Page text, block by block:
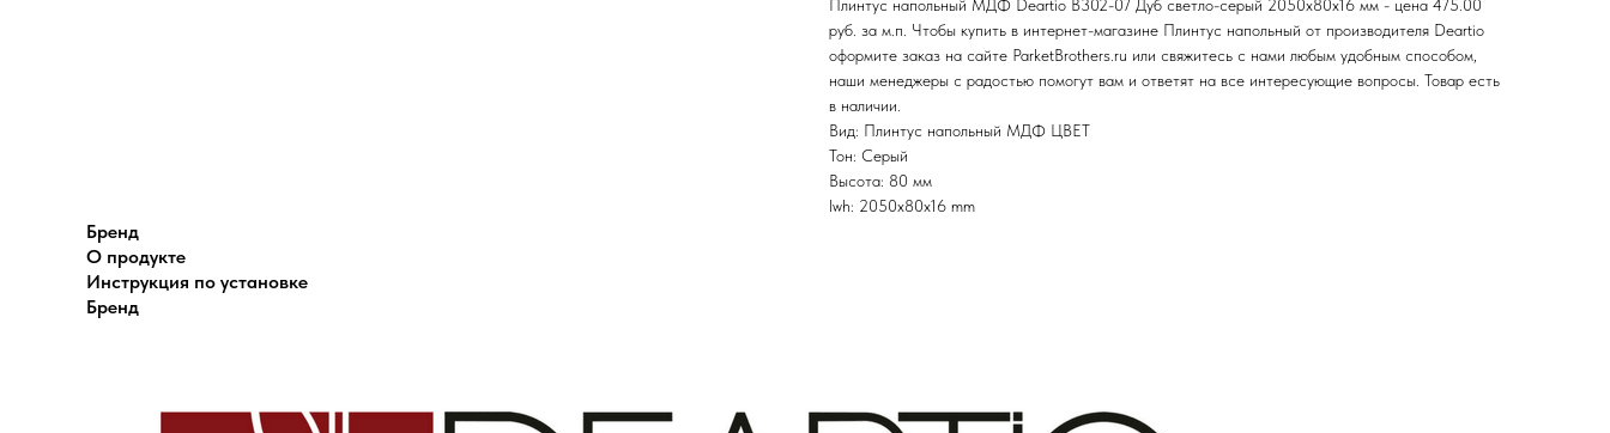
Плинтус напольный МДФ Deartio B302-07 Дуб светло-серый 2050х80х16 мм - цена 475.00
руб. за м.п. Чтобы купить в интернет-магазине Плинтус напольный от производителя Deartio
оформите заказ на сайте ParketBrothers.ru или свяжитесь с нами любым удобным способом,
наши менеджеры с радостью помогут вам и ответят на все интересующие вопросы. Товар есть
в наличии.
Вид: Плинтус напольный МДФ ЦВЕТ
Тон: Серый
Высота: 80 мм
lwh: 2050x80x16 mm
Бренд
О продукте
Инструкция по установке
Бренд